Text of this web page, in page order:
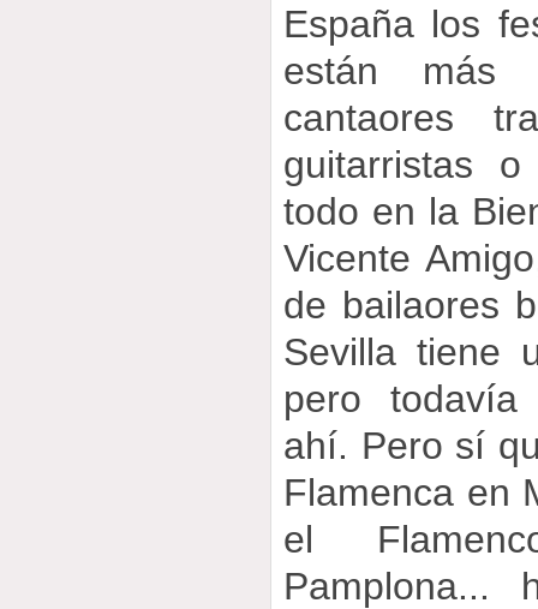
España los
están más
cantaores
guitarristas
todo en la
Vicente
de bailaores
Sevilla tiene
pero
ahí. Pero sí
Flamenca en
el
Pamplona...